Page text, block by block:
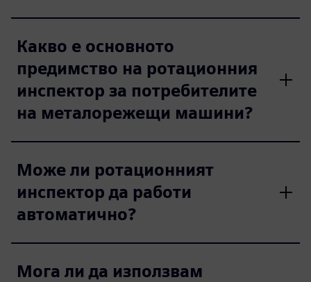
Какво е основното
предимство на ротационния
инспектор за потребителите
на металорежещи машини?
Може ли ротационният
инспектор да работи
автоматично?
Мога ли да използвам